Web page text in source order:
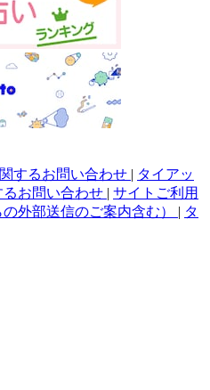
するお問い合わせ | タイアッ
お問い合わせ | サイトご利用
外部送信のご案内含む） | タ